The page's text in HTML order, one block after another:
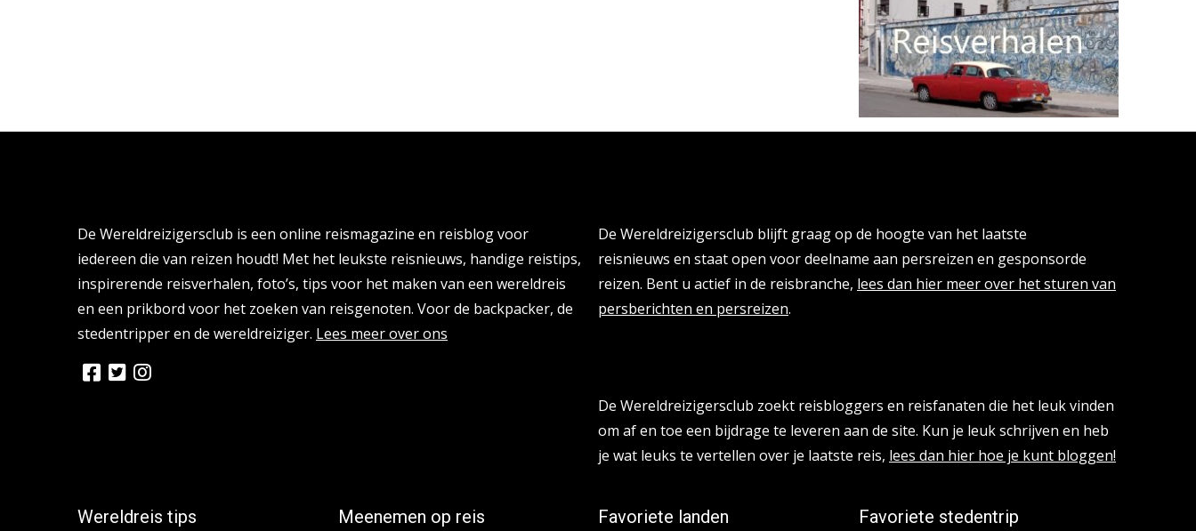
De Wereldreizigersclub is een online reismagazine en reisblog voor
iedereen die van reizen houdt! Met het leukste reisnieuws, handige reistips,
inspirerende reisverhalen, foto’s, tips voor het maken van een wereldreis
en een prikbord voor het zoeken van reisgenoten. Voor de backpacker, de
stedentripper en de wereldreiziger. Lees meer over ons
De Wereldreizigersclub blijft graag op de hoogte van het laatste
reisnieuws en staat open voor deelname aan persreizen en gesponsorde
reizen. Bent u actief in de reisbranche, lees dan hier meer over het sturen van
persberichten en persreizen.
De Wereldreizigersclub zoekt reisbloggers en reisfanaten die het leuk vinden
om af en toe een bijdrage te leveren aan de site. Kun je leuk schrijven en heb
je wat leuks te vertellen over je laatste reis, lees dan hier hoe je kunt bloggen!
Wereldreis tips Meenemen op reis Favoriete landen Favoriete stedentrip